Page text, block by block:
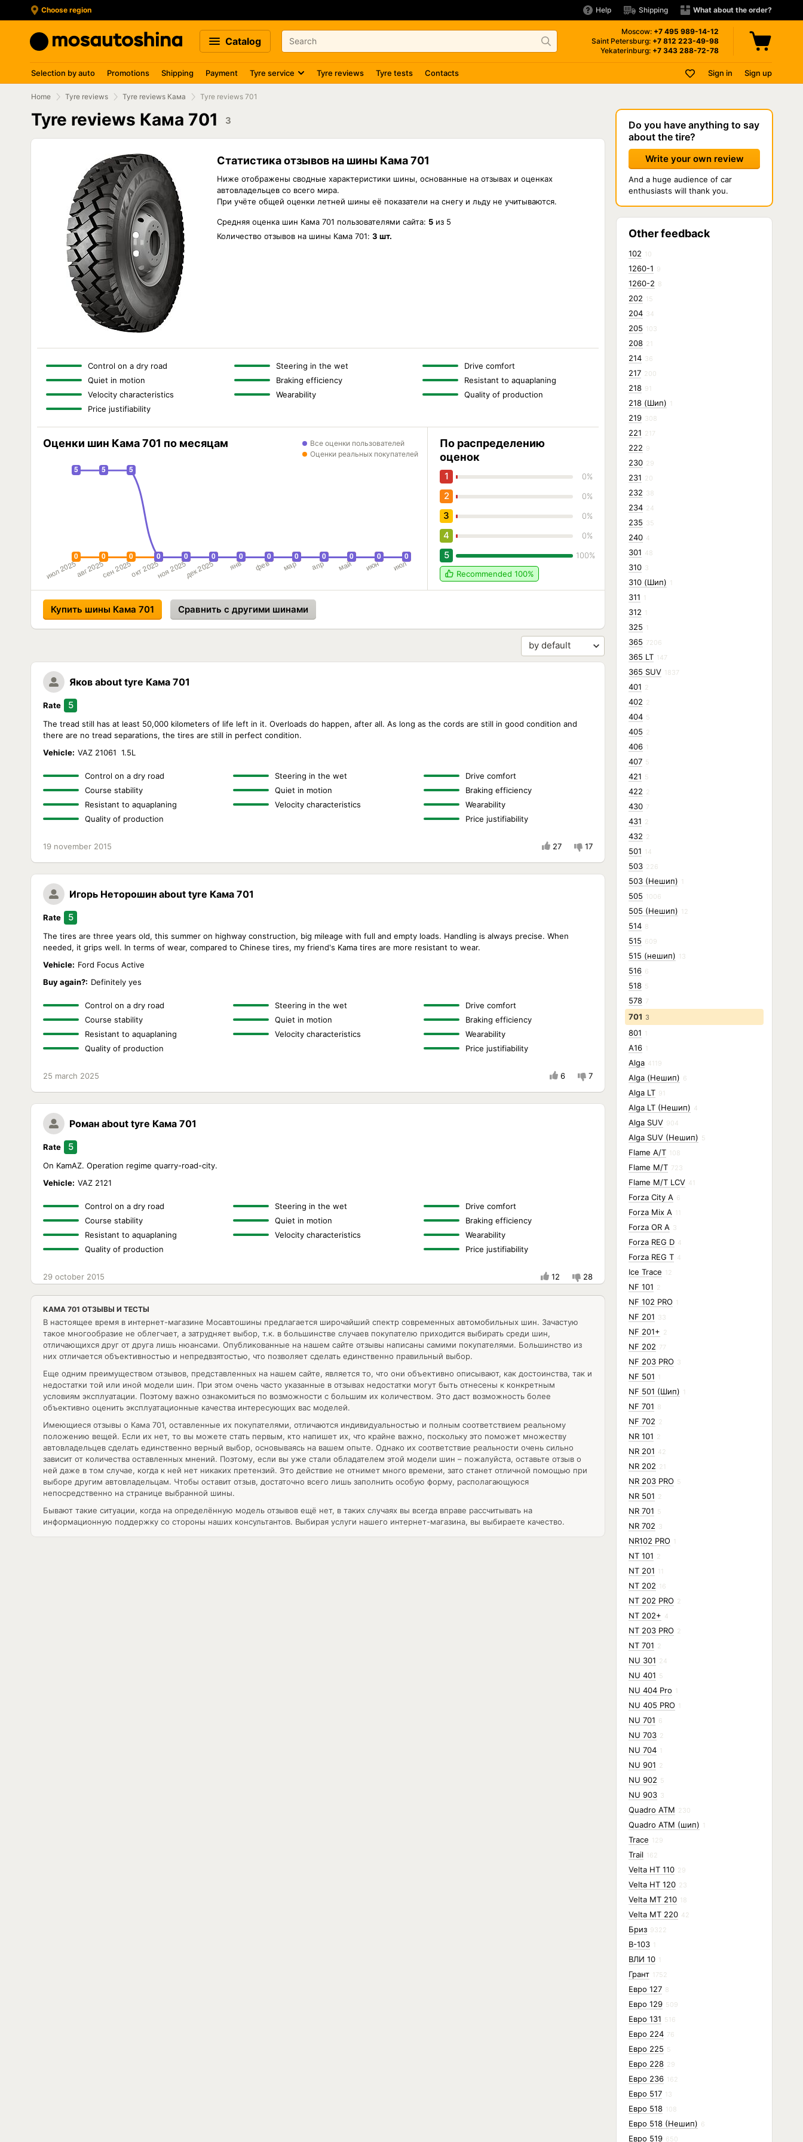
Choose region Help Shipping What about the order?
Catalog
Moscow: +7 495 989-14-12
Saint Petersburg: +7 812 223-49-98
Yekaterinburg: +7 343 288-72-78
Selection by auto Promotions Shipping Payment Tyre service Tyre reviews Tyre tests Contacts Sign in Sign up
Home Tyre reviews Tyre reviews Кама Tyre reviews 701
Tyre reviews Кама 701 3
Статистика отзывов на шины Кама 701
Ниже отображены сводные характеристики шины, основанные на отзывах и оценках
автовладельцев со всего мира.
При учёте общей оценки летней шины её показатели на снегу и льду не учитываются.
Средняя оценка шин Кама 701 пользователями сайта: 5 из 5
Количество отзывов на шины Кама 701: 3 шт.
Control on a dry road Steering in the wet
Drive comfort
Quiet in motion
Braking efficiency
Resistant to aquaplaning
Velocity characteristics
Wearability
Quality of production
Price justifiability
Все оценки пользователей
Оценки реальных покупателей
Оценки шин Кама 701 по месяцам
По распределению
оценок
1 0%
2 0%
3 0%
4 0%
5
100%
Recommended 100%
Купить шины Кама 701 Сравнить с другими шинами
Яков about tyre Кама 701
Rate 5
The tread still has at least 50,000 kilometers of life left in it. Overloads do happen, after all. As long as the cords are still in good condition and
there are no tread separations, the tires are still in perfect condition.
Vehicle: VAZ 21061 1.5L
Control on a dry road Steering in the wet
Drive comfort
Course stability
Quiet in motion
Braking efficiency
Resistant to aquaplaning
Velocity characteristics
Wearability
Quality of production
Price justifiability
19 november 2015 27 17
Игорь Неторошин about tyre Кама 701
Rate 5
The tires are three years old, this summer on highway construction, big mileage with full and empty loads. Handling is always precise. When
needed, it grips well. In terms of wear, compared to Chinese tires, my friend's Kama tires are more resistant to wear.
Vehicle: Ford Focus Active
Buy again?: Definitely yes
Control on a dry road Steering in the wet
Drive comfort
Course stability
Quiet in motion
Braking efficiency
Resistant to aquaplaning
Velocity characteristics
Wearability
Quality of production
Price justifiability
25 march 2025 6 7
Роман about tyre Кама 701
Rate 5
On KamAZ. Operation regime quarry-road-city.
Vehicle: VAZ 2121
Control on a dry road Steering in the wet
Drive comfort
Course stability
Quiet in motion
Braking efficiency
Resistant to aquaplaning
Velocity characteristics
Wearability
Quality of production
Price justifiability
29 october 2015 12 28
КАМА 701 ОТЗЫВЫ И ТЕСТЫ
В настоящее время в интернет-магазине Мосавтошины предлагается широчайший спектр современных автомобильных шин. Зачастую
такое многообразие не облегчает, а затрудняет выбор, т.к. в большинстве случаев покупателю приходится выбирать среди шин,
отличающихся друг от друга лишь нюансами. Опубликованные на нашем сайте отзывы написаны самими покупателями. Большинство из
них отличается объективностью и непредвзятостью, что позволяет сделать единственно правильный выбор.
Еще одним преимуществом отзывов, представленных на нашем сайте, является то, что они объективно описывают, как достоинства, так и
недостатки той или иной модели шин. При этом очень часто указанные в отзывах недостатки могут быть отнесены к конкретным
условиям эксплуатации. Поэтому важно ознакомиться по возможности с большим их количеством. Это даст возможность более
объективно оценить эксплуатационные качества интересующих вас моделей.
Имеющиеся отзывы о Кама 701, оставленные их покупателями, отличаются индивидуальностью и полным соответствием реальному
положению вещей. Если их нет, то вы можете стать первым, кто напишет их, что крайне важно, поскольку это поможет множеству
автовладельцев сделать единственно верный выбор, основываясь на вашем опыте. Однако их соответствие реальности очень сильно
зависит от количества оставленных мнений. Поэтому, если вы уже стали обладателем этой модели шин – пожалуйста, оставьте отзыв о
ней даже в том случае, когда к ней нет никаких претензий. Это действие не отнимет много времени, зато станет отличной помощью при
выборе другим автовладельцам. Чтобы оставит отзыв, достаточно всего лишь заполнить особую форму, располагающуюся
непосредственно на странице выбранной шины.
Бывают такие ситуации, когда на определённую модель отзывов ещё нет, в таких случаях вы всегда вправе рассчитывать на
информационную поддержку со стороны наших консультантов. Выбирая услуги нашего интернет-магазина, вы выбираете качество.
Do you have anything to say
about the tire?
Write your own review
And a huge audience of car
enthusiasts will thank you.
Other feedback
102 10
1260-1 9
1260-2 8
202 15
204 34
205 103
208 21
214 36
217 200
218 91
218 (Шип) 1
219 308
221 217
222 9
230 29
231 20
232 38
234 24
235 35
240 4
301 48
310 3
310 (Шип) 1
311 1
312 1
325 1
365 7206
365 LT 147
365 SUV 1837
401 2
402 2
404 5
405 2
406 1
407 5
421 5
422 2
430 7
431 2
432 2
501 14
503 226
503 (Нешип) 1
505 1006
505 (Нешип) 12
514 8
515 609
515 (нешип) 13
516 6
518 5
578 7
701 3
801 1
A16 1
Alga 4119
Alga (Нешип) 6
Alga LT 91
Alga LT (Нешип) 4
Alga SUV 904
Alga SUV (Нешип) 5
Flame A/T 108
Flame M/T 723
Flame M/T LCV 41
Forza City A 6
Forza Mix A 11
Forza OR A 3
Forza REG D 4
Forza REG T 4
Ice Trace 12
NF 101 2
NF 102 PRO 1
NF 201 33
NF 201+ 2
NF 202 77
NF 203 PRO 3
NF 501 1
NF 501 (Шип) 1
NF 701 8
NF 702 2
NR 101 2
NR 201 42
NR 202 21
NR 203 PRO 5
NR 501 2
NR 701 5
NR 702 3
NR102 PRO 1
NT 101 2
NT 201 11
NT 202 16
NT 202 PRO 2
NT 202+ 4
NT 203 PRO 2
NT 701 2
NU 301 24
NU 401 5
NU 404 Pro 1
NU 405 PRO 1
NU 701 6
NU 703 2
NU 704 1
NU 901 2
NU 902 5
NU 903 3
Quadro ATM 230
Quadro ATM (шип) 1
Trace 129
Trail 162
Velta HT 110 29
Velta HT 120 23
Velta MT 210 18
Velta MT 220 42
Бриз 9322
В-103 1
ВЛИ 10 1
Грант 1752
Евро 127 8
Евро 129 509
Евро 131 516
Евро 224 76
Евро 225 5
Евро 228 29
Евро 236 162
Евро 517 13
Евро 518 108
Евро 518 (Нешип) 6
Евро 519 650